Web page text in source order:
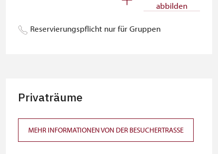
Begleitperson von Schülergruppen
pro 15 Schülern
gültigem Mitgliedsausweis *
Inhaber der freien Eintrittskarte
kostenlos
abbilden
Reservierungspflicht nur für Gruppen
Privaträume
MEHR INFORMATIONEN VON DER BESUCHERTRASSE